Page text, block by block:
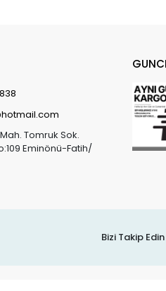
Tomruk Sok.
Eminönü-Fatih/
Bizi Takip Edin